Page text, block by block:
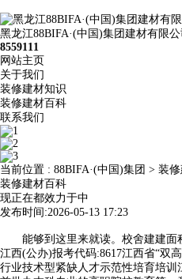
黑龙江88BIFA·(中国)集团建材有限
8559111
网站主页
关于我们
装修建材知识
装修建材百科
联系我们
当前位置 : 88BIFA·(中国)集团 > 装
装修建材百科
现正在都效力于中
发布时间:2026-05-13 17:23
能够到这里来就读。校舍建建面
江西(公办)报考代码:8617江西省“双
行业技术型紧缺人才示范性培育培